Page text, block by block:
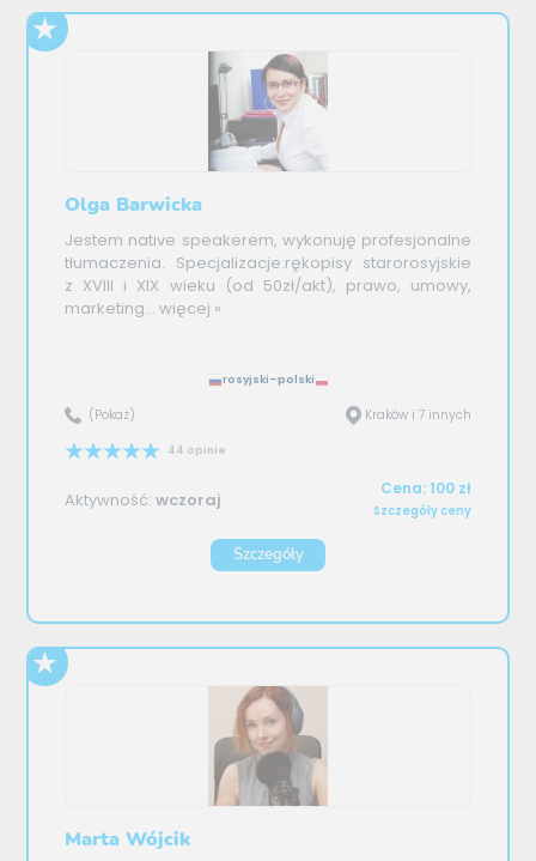
Olga Barwicka
Jestem native speakerem, wykonuję profesjonalne
tłumaczenia. Specjalizacje:rękopisy starorosyjskie
z XVIII i XIX wieku (od 50zł/akt), prawo, umowy,
marketing... więcej »
rosyjski–polski
(Pokaż) Kraków i 7 innych
44 opinie
Aktywność:wczoraj Cena: 100 zł
Szczegóły ceny
Szczegóły
Marta Wójcik